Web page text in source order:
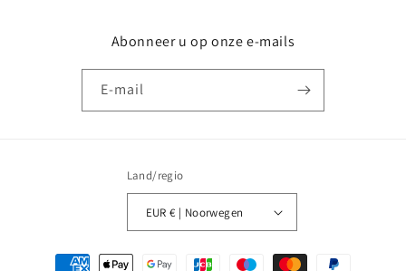
Abonneer u op onze e-mails
E‑mail
Land/regio
EUR € | Noorwegen
Betaalmethoden